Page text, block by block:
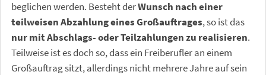
beglichen werden. Besteht derWunsch nach einer
teilweisen Abzahlung eines Großauftrages, so ist das
nur mit Abschlags- oder Teilzahlungen zu realisieren.
Teilweise ist es doch so, dass ein Freiberufler an einem
Großauftrag sitzt, allerdings nicht mehrere Jahre auf sein